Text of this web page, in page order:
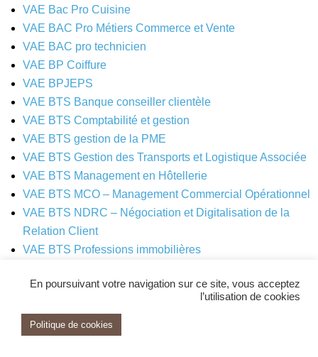
VAE Bac Pro Cuisine
VAE BAC Pro Métiers Commerce et Vente
VAE BAC pro technicien
VAE BP Coiffure
VAE BPJEPS
VAE BTS Banque conseiller clientèle
VAE BTS Comptabilité et gestion
VAE BTS gestion de la PME
VAE BTS Gestion des Transports et Logistique Associée
VAE BTS Management en Hôtellerie
VAE BTS MCO – Management Commercial Opérationnel
VAE BTS NDRC – Négociation et Digitalisation de la
Relation Client
VAE BTS Professions immobilières
VAE CAFERUIS
VAE DASS – Diplôme Assistante de Service Social
En poursuivant votre navigation sur ce site, vous acceptez
l’utilisation de cookies
Politique de cookies